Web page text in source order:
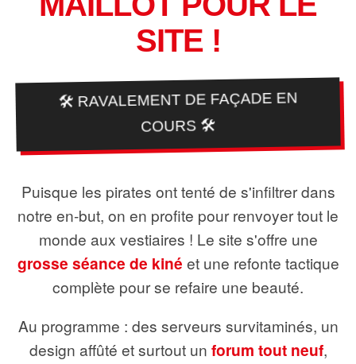
SITE !
🛠️ RAVALEMENT DE FAÇADE EN
COURS 🛠️
Puisque les pirates ont tenté de s'infiltrer dans
notre en-but, on en profite pour renvoyer tout le
monde aux vestiaires ! Le site s'offre une
grosse séance de kiné et une refonte tactique
complète pour se refaire une beauté.
Au programme : des serveurs survitaminés, un
design affûté et surtout un forum tout neuf,